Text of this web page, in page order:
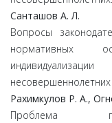
Санташов А. Л.
Вопросы
нормативных
несовершеннолетних
Рахимкулов Р. А.,
Проблема